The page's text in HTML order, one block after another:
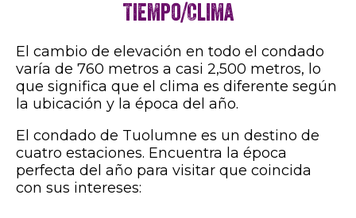
Tiempo/Clima
El cambio de elevación en todo el condado
varía de 760 metros a casi 2,500 metros, lo
que significa que el clima es diferente según
la ubicación y la época del año.
El condado de Tuolumne es un destino de
cuatro estaciones. Encuentra la época
perfecta del año para visitar que coincida
con sus intereses: